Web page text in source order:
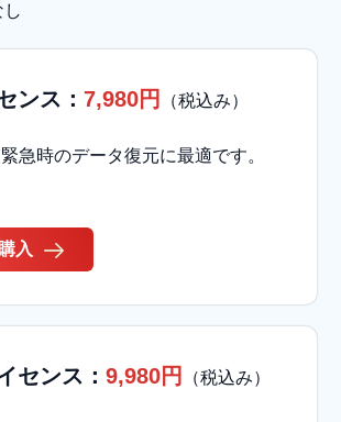
ンス： 7,980円 （税込み）
急時のデータ復元に最適です。
入
センス： 9,980円 （税込み）